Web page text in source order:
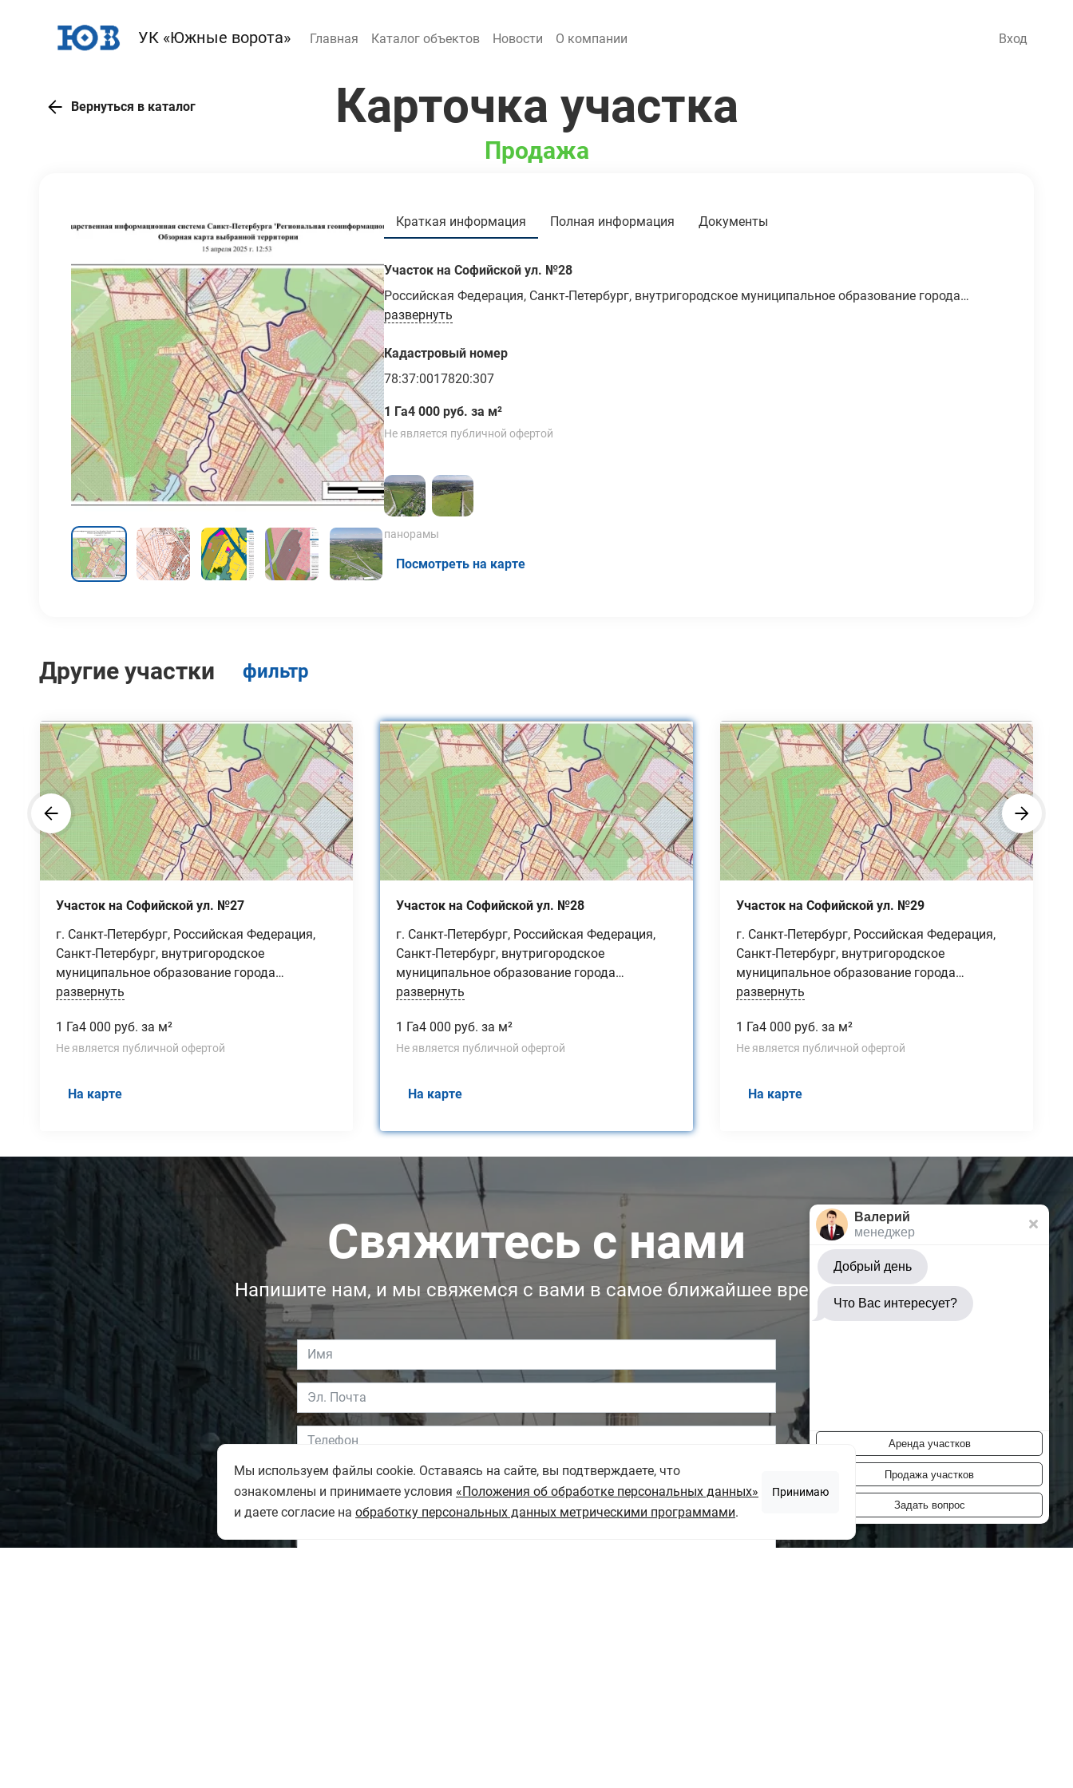
УК «Южные ворота» Главная Каталог объектов Новости О компании Вход
Вернуться в каталог Карточка участка
Продажа
Краткая информация Полная информация Документы
Участок на Софийской ул. №28
Российская Федерация, Санкт-Петербург, внутригородское муниципальное образование города
федерального значения Санкт-Петербурга​ поселок Петро-Славянка, территория предприятия
развернуть
Кадастровый номер
78:37:0017820:307
1 Га4 000 руб. за м²
Не является публичной офертой
панорамы
Посмотреть на карте
Другие участки фильтр
Участок на Софийской ул. №27
г. Санкт-Петербург, Российская Федерация,
Санкт-Петербург, внутригородское
муниципальное образование города
федерального значения Санкт-Петербурга​
предприятия "Ленсоветовское", участок 27
развернуть
1 Га4 000 руб. за м²
Не является публичной офертой
На карте
Участок на Софийской ул. №28
г. Санкт-Петербург, Российская Федерация,
Санкт-Петербург, внутригородское
муниципальное образование города
федерального значения Санкт-Петербурга​
предприятия "Ленсоветовское", участок 28
развернуть
1 Га4 000 руб. за м²
Не является публичной офертой
На карте
Участок на Софийской ул. №29
г. Санкт-Петербург, Российская Федерация,
Санкт-Петербург, внутригородское
муниципальное образование города
федерального значения Санкт-Петербурга​
предприятия "Ленсоветовское", участок 29
развернуть
1 Га4 000 руб. за м²
Не является публичной офертой
На карте
Свяжитесь с нами
Напишите нам, и мы свяжемся с вами в самое ближайшее время:
Валерий
менеджер
Добрый день
Что Вас интересует?
Аренда участков
Продажа участков
Задать вопрос
Мы используем файлы cookie. Оставаясь на сайте, вы подтверждаете, что
ознакомлены и принимаете условия «Положения об обработке персональных данных»
и даете согласие на обработку персональных данных метрическими программами.
Принимаю